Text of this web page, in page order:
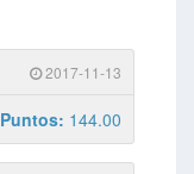
2017-11-13
Puntos: 144.00